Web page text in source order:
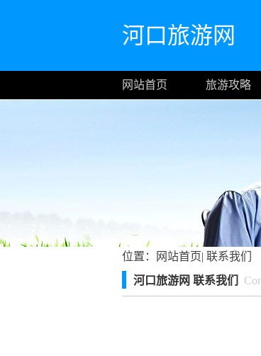
河口旅游网
网站首页 旅游攻略
位置： 网站首页| 联系我们
河口旅游网 联系我们